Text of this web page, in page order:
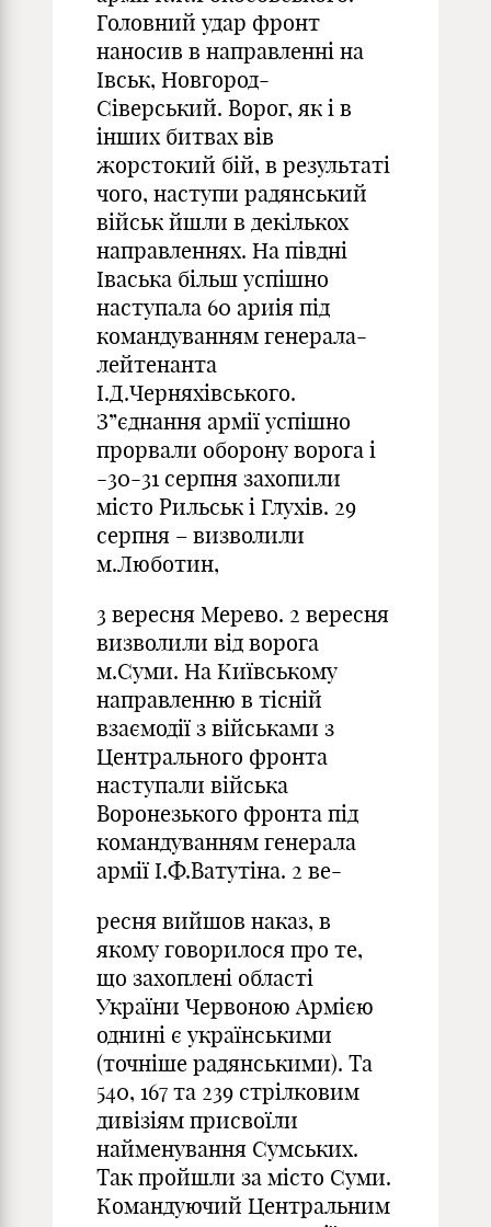
Головний удар фронт
наносив в направленні на
Івськ, Новгород-
Сіверський. Ворог, як і в
інших битвах вів
жорстокий бій, в результаті
чого, наступи радянський
військ йшли в декількох
направленнях. На півдні
Іваська більш успішно
наступала 60 ариія під
командуванням генерала-
лейтенанта
І.Д.Черняхівського.
З”єднання армії успішно
прорвали оборону ворога і
-30-31 серпня захопили
місто Рильськ і Глухів. 29
серпня – визволили
м.Люботин,
3 вересня Мерево. 2 вересня
визволили від ворога
м.Суми. На Київському
направленню в тісній
взаємодії з військами з
Центрального фронта
наступали війська
Воронезького фронта під
командуванням генерала
армії І.Ф.Ватутіна. 2 ве-
ресня вийшов наказ, в
якому говорилося про те,
що захоплені області
України Червоною Армією
однині є українськими
(точніше радянськими). Та
540, 167 та 239 стрілковим
дивізіям присвоїли
найменування Сумських.
Так пройшли за місто Суми.
Командуючий Центральним